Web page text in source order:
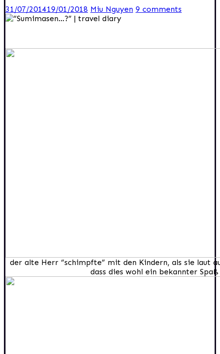
31/07/201419/01/2018 Miu Nguyen 9 comments
der alte Herr “schimpfte” mit den Kindern, als sie laut
dass dies wohl ein bekannter